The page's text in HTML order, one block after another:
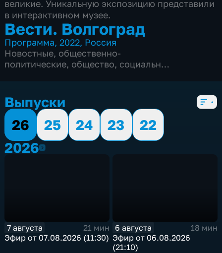
великие. Уникальную экспозицию представили
в интерактивном музее.
Вести. Волгоград
Программа,2022, Россия
Новостные, общественно-
политические, общество, социально-
5 сезонов, 2353 выпуска
Выпуски
26
25 24 23
22
20262026
7 августа
21 мин
Эфир от 07.08.2026 (11:30)
6 августа
18 мин
Эфир от 06.08.2026
(21:10)